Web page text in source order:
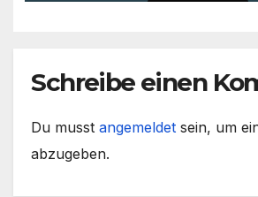
skalierbarem
Schreibe einen
Du musst angemeldet sein, um
abzugeben.